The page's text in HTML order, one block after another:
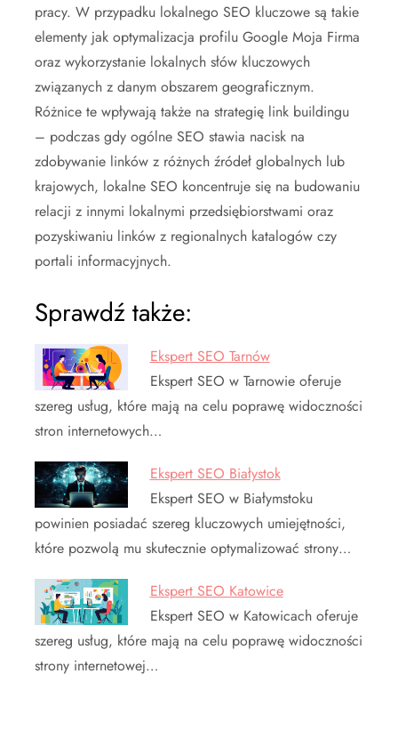
pracy. W przypadku lokalnego SEO kluczowe są takie
elementy jak optymalizacja profilu Google Moja Firma
oraz wykorzystanie lokalnych słów kluczowych
związanych z danym obszarem geograficznym.
Różnice te wpływają także na strategię link buildingu
– podczas gdy ogólne SEO stawia nacisk na
zdobywanie linków z różnych źródeł globalnych lub
krajowych, lokalne SEO koncentruje się na budowaniu
relacji z innymi lokalnymi przedsiębiorstwami oraz
pozyskiwaniu linków z regionalnych katalogów czy
portali informacyjnych.
Sprawdź także:
Ekspert SEO Tarnów
Ekspert SEO w Tarnowie oferuje
szereg usług, które mają na celu poprawę widoczności
stron internetowych…
Ekspert SEO Białystok
Ekspert SEO w Białymstoku
powinien posiadać szereg kluczowych umiejętności,
które pozwolą mu skutecznie optymalizować strony…
Ekspert SEO Katowice
Ekspert SEO w Katowicach oferuje
szereg usług, które mają na celu poprawę widoczności
strony internetowej…